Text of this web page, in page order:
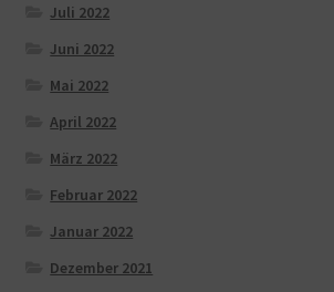
Juli 2022
Juni 2022
Mai 2022
April 2022
März 2022
Februar 2022
Januar 2022
Dezember 2021